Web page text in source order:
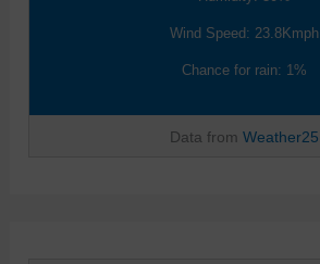
Wind Speed: 23.8Kmph
Chance for rain: 1%
Data from Weather25